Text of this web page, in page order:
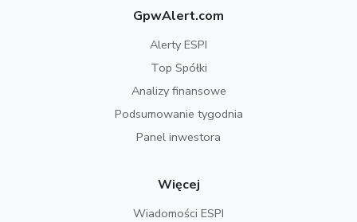
GpwAlert.com
Alerty ESPI
Top Spółki
Analizy finansowe
Podsumowanie tygodnia
Panel inwestora
Więcej
Wiadomości ESPI